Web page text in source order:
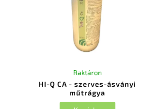
HI-Q CA - szerves-ásványi
műtrágya
Raktáron